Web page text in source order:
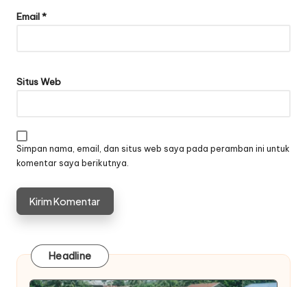
Email*
Situs Web
Simpan nama, email, dan situs web saya pada peramban ini untuk
komentar saya berikutnya.
Headline